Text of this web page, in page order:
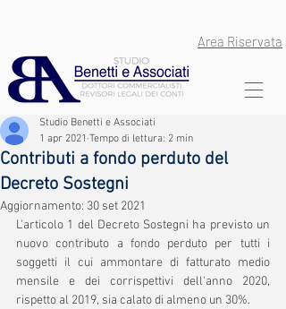
Area Riservata
Contributi a fondo perduto del
Decreto Sostegni
Studio Benetti e Associati
1 apr 2021 Tempo di lettura: 2 min
Aggiornamento: 30 set 2021
L'articolo 1 del Decreto Sostegni ha previsto un
nuovo contributo a fondo perduto per tutti i
soggetti il cui ammontare di fatturato medio
mensile e dei corrispettivi dell'anno 2020,
rispetto al 2019, sia calato di almeno un 30%.